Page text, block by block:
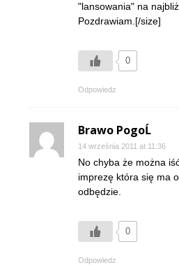
"lansowania" na
Pozdrawiam.[/size]
0
Odpowiedz
Brawo PogoĹ
14 września 2011 at 11:36
No chyba że można
imprezę która się ma
odbędzie.
0
Odpowiedz